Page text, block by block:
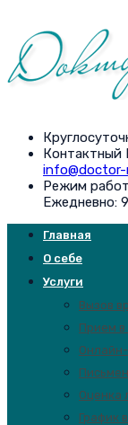
Контактный
info@doctor-
Режим
Ежедневно:
Главная
О себе
Услуги
Вызов
Прием в
Оценка
График